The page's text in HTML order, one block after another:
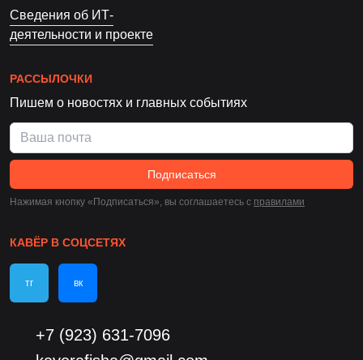
Сведения об ИТ-
деятельности и проекте
РАССЫЛОЧКИ
Пишем о новостях и главных событиях
Подписаться
Нажимая кнопку «Подписаться», вы соглашаетесь c правилами
КАВЁР В СОЦСЕТЯХ
тг вк
+7 (923) 631-7096